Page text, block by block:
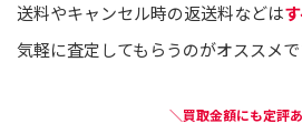
送料やキャンセル時の返送料などは
気軽に査定してもらうのがオススメで
＼買取金額にも定評